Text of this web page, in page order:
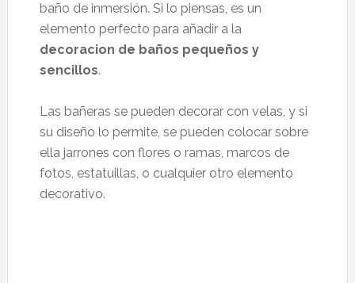
baño de inmersión. Si lo piensas, es un
elemento perfecto para añadir a la
decoracion de baños pequeños y
sencillos.
Las bañeras se pueden decorar con velas, y si
su diseño lo permite, se pueden colocar sobre
ella jarrones con flores o ramas, marcos de
fotos, estatuillas, o cualquier otro elemento
decorativo.